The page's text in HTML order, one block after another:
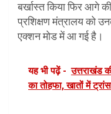
बर्खास्त किया फिर आगे
प्रशिक्षण मंत्रालय को
एक्शन मोड में आ गई है।
यह भी पढ़ें - उत्तराखंड
का तोहफा, खातों में